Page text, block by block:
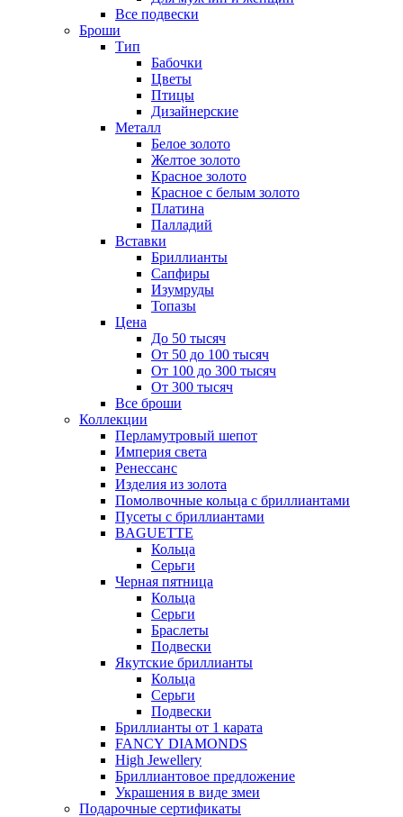
Все подвески
Броши
Тип
Бабочки
Цветы
Птицы
Дизайнерские
Металл
Белое золото
Желтое золото
Красное золото
Красное с белым золото
Платина
Палладий
Вставки
Бриллианты
Сапфиры
Изумруды
Топазы
Цена
До 50 тысяч
От 50 до 100 тысяч
От 100 до 300 тысяч
От 300 тысяч
Все броши
Коллекции
Перламутровый шепот
Империя света
Ренессанс
Изделия из золота
Помолвочные кольца с бриллиантами
Пусеты с бриллиантами
BAGUETTE
Кольца
Серьги
Черная пятница
Кольца
Серьги
Браслеты
Подвески
Якутские бриллианты
Кольца
Серьги
Подвески
Бриллианты от 1 карата
FANCY DIAMONDS
High Jewellery
Бриллиантовое предложение
Украшения в виде змеи
Подарочные сертификаты